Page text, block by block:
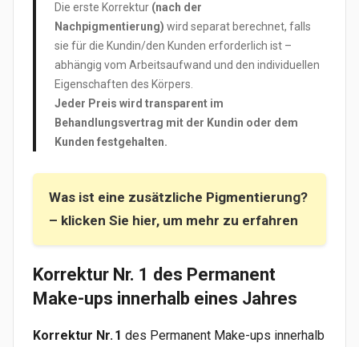
Die erste Korrektur (nach der
Nachpigmentierung) wird separat berechnet, falls
sie für die Kundin/den Kunden erforderlich ist –
abhängig vom Arbeitsaufwand und den individuellen
Eigenschaften des Körpers.
Jeder Preis wird transparent im
Behandlungsvertrag mit der Kundin oder dem
Kunden festgehalten.
Was ist eine zusätzliche Pigmentierung?
– klicken Sie hier, um mehr zu erfahren
Korrektur Nr. 1 des Permanent
Make-ups innerhalb eines Jahres
Korrektur Nr. 1 des Permanent Make-ups innerhalb